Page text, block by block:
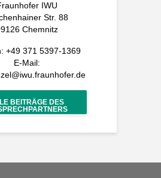
IWU
Str. 88
Chemnitz
+49 371 5397-1369
E-Mail:
BEITRÄGE DES